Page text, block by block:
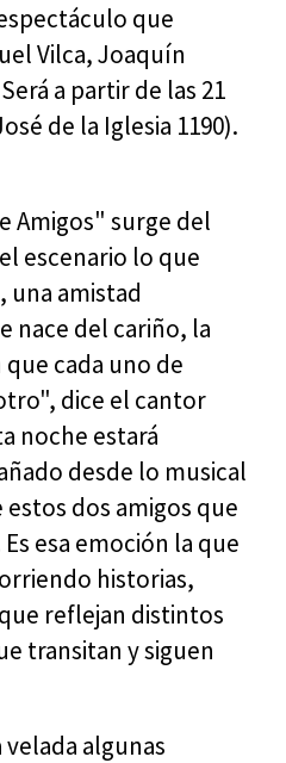
que
Vilca, Joaquín
a partir de las 21
de la Iglesia 1190).
Amigos" surge del
escenario lo que
una amistad
nace del cariño, la
cada uno de
dice el cantor
noche estará
desde lo musical
dos amigos que
esa emoción la que
historias,
reflejan distintos
transitan y siguen
algunas